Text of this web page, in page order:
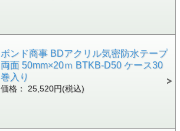
ボンド商事 BDアクリル気密防水テープ
両面 50mm×20ｍ BTKB-D50 ケース30
巻入り
価格： 25,520円(税込)